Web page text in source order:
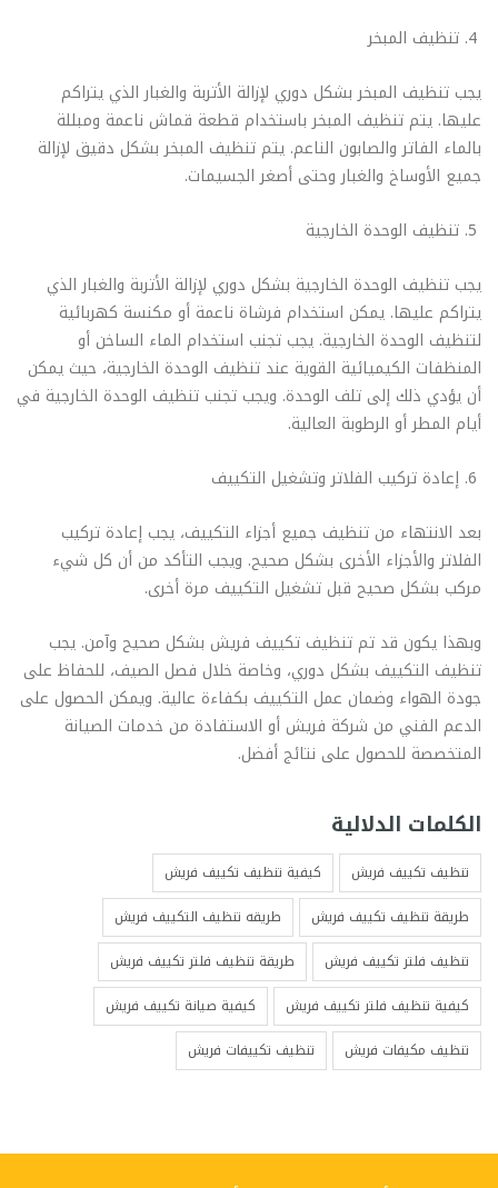
تنظيف المبخر
يجب تنظيف المبخر بشكل دوري لإزالة الأتربة والغبار الذي يتراكم
عليها. يتم تنظيف المبخر باستخدام قطعة قماش ناعمة ومبللة
بالماء الفاتر والصابون الناعم. يتم تنظيف المبخر بشكل دقيق لإزالة
جميع الأوساخ والغبار وحتى أصغر الجسيمات.
تنظيف الوحدة الخارجية
يجب تنظيف الوحدة الخارجية بشكل دوري لإزالة الأتربة والغبار الذي
يتراكم عليها. يمكن استخدام فرشاة ناعمة أو مكنسة كهربائية
لتنظيف الوحدة الخارجية. يجب تجنب استخدام الماء الساخن أو
المنظفات الكيميائية القوية عند تنظيف الوحدة الخارجية، حيث يمكن
أن يؤدي ذلك إلى تلف الوحدة. ويجب تجنب تنظيف الوحدة الخارجية في
أيام المطر أو الرطوبة العالية.
إعادة تركيب الفلاتر وتشغيل التكييف
بعد الانتهاء من تنظيف جميع أجزاء التكييف، يجب إعادة تركيب
الفلاتر والأجزاء الأخرى بشكل صحيح. ويجب التأكد من أن كل شيء
مركب بشكل صحيح قبل تشغيل التكييف مرة أخرى.
وبهذا يكون قد تم تنظيف تكييف فريش بشكل صحيح وآمن. يجب
تنظيف التكييف بشكل دوري، وخاصة خلال فصل الصيف، للحفاظ على
جودة الهواء وضمان عمل التكييف بكفاءة عالية. ويمكن الحصول على
الدعم الفني من شركة فريش أو الاستفادة من خدمات الصيانة
المتخصصة للحصول على نتائج أفضل.
الكلمات الدلالية
تنظيف تكييف فريش
كيفية تنظيف تكييف فريش
طريقة تنظيف تكييف فريش
طريقه تنظيف التكييف فريش
تنظيف فلتر تكييف فريش
طريقة تنظيف فلتر تكييف فريش
كيفية تنظيف فلتر تكييف فريش
كيفية صيانة تكييف فريش
تنظيف مكيفات فريش
تنظيف تكييفات فريش